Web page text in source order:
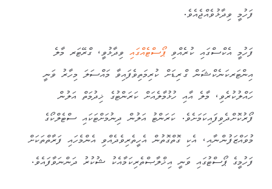
ފަހުމީ ވިދާޅުވެއްޖެއެވެ.
ފަހުމީ އެކްސްގައި ކުރެއްވިޕޯސްޓެއްގައިވިދާޅުވީ، ގްރޭޓަރ މާލެ
އިންޓަރކަނެކްޝަން ގްރިޑަށް ކުރިމަތިވެފައިވާ މައްސަލަ މިހާރު ވަނީ
ހައްލުކުރެވި، މާލެ އާއި ހުޅުމާލެއަށް ކަރަންޓުގެ ޚިދުމަތް އަލުން
ފޯރުކޮށްދެވިފައިކަމަށެވެ. ކަރަންޓު އަލުން ދިނުމަށްޓަކައި ސްޓެލްކޯގެ
މުވައްޒަފުންނާއި، އެކި ގޮތްގޮތުން އެހީތެރިވެދެއްވި އެންމެހައި ފަރާތްތަކަށް
ފަހުމީގެ ޕޯސްޓުގައި ވަނީ އިޚްލާޞްތެރިކަމާއެކު ޝުކުރު ދަންނަވާފައެވެ.